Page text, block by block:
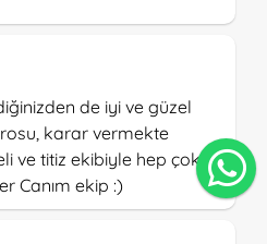
de iyi ve güzel
karar vermekte
ve titiz ekibiyle hep çok
Canım ekip :)